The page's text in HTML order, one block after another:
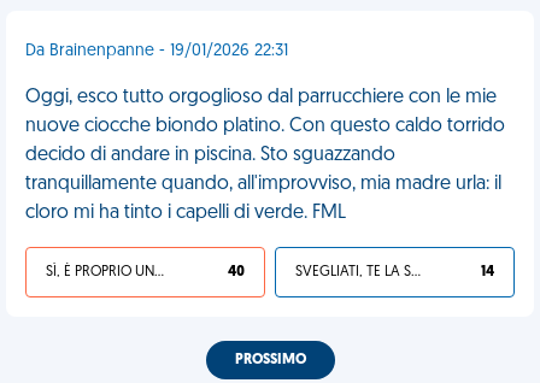
Da Brainenpanne - 19/01/2026 22:31
Oggi, esco tutto orgoglioso dal parrucchiere con le mie
nuove ciocche biondo platino. Con questo caldo torrido
decido di andare in piscina. Sto sguazzando
tranquillamente quando, all'improvviso, mia madre urla: il
cloro mi ha tinto i capelli di verde. FML
SÌ, È PROPRIO UNA VDM! 40 SVEGLIATI, TE LA SEI CERCATA! 14
PROSSIMO